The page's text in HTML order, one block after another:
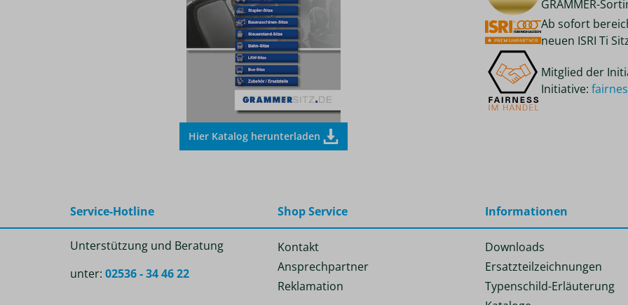
Hier Katalog herunterladen
GRAMMER-
Ab sofort
neuen ISRI Ti
Mitglied der
Initiative:
Service-Hotline
Unterstützung und Beratung
unter: 02536 - 34 46 22
Shop Service
Kontakt
Ansprechpartner
Reklamation
Informationen
Downloads
Ersatzteilzeichnungen
Typenschild-Erläuterung